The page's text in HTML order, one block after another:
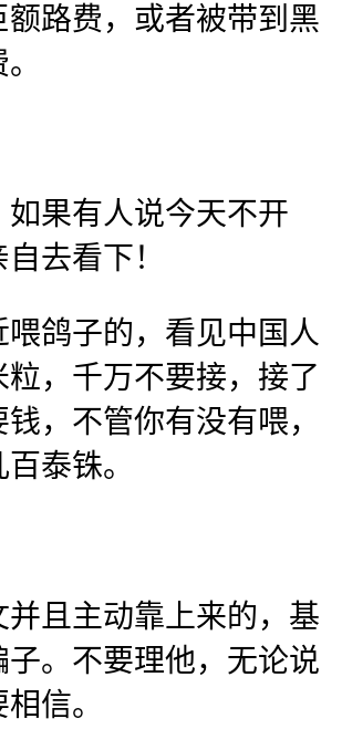
额路费，或者被带到黑
如果有人说今天不开
去看下！
喂鸽子的，看见中国人
粒，千万不要接，接了
，不管你有没有喂，
泰铢。
并且主动靠上来的，基
子。不要理他，无论说
信。